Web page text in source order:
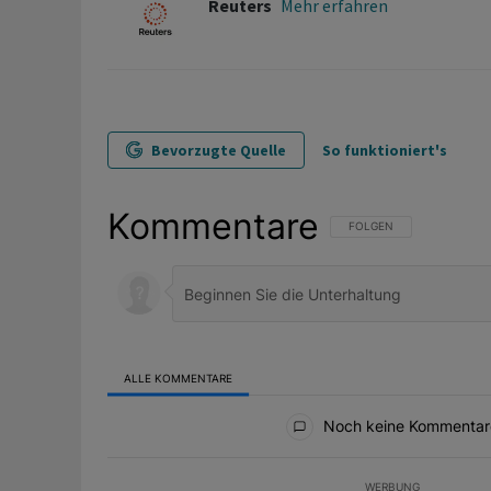
Reuters Mehr erfahren
Bevorzugte Quelle So funktioniert's
Kommentare FOLGE DIESER
FOLGEN
ALLE KOMMENTARE
Noch keine
WERBUNG